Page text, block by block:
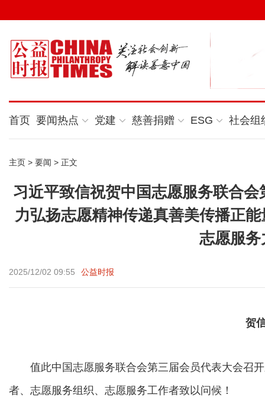
首页 要闻热点 党建 慈善捐赠 ESG 社会组
主页 > 要闻 > 正文
习近平致信祝贺中国志愿服务联合
力弘扬志愿精神传递真善美传播正
志愿服务
2025/12/02 09:55 公益时报
贺
值此中国志愿服务联合会第三届会员代表大会召开
者、志愿服务组织、志愿服务工作者致以问候！